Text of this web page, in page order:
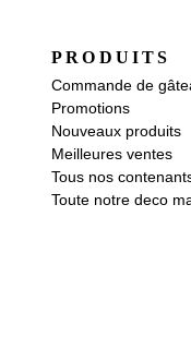
PRODUITS
Commande de
Promotions
Nouveaux produits
Meilleures ventes
Tous nos
Toute notre deco